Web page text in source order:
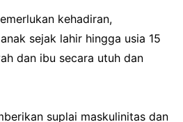
kehadiran,
sejak lahir hingga usia 15
dan ibu secara utuh dan
suplai maskulinitas dan